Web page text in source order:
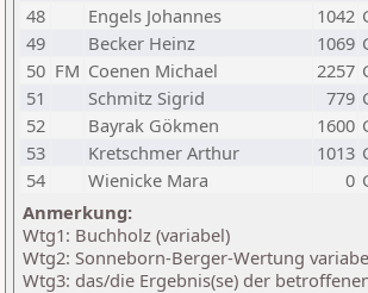
48
Engels Johannes 1042
49
Becker Heinz 1069
50 FM Coenen Michael 2257
51
Schmitz Sigrid 779
52
Bayrak Gökmen 1600
53
Kretschmer Arthur 1013
54
Wienicke Mara 0
Anmerkung:
Wtg1: Buchholz (variabel)
Wtg2: Sonneborn-Berger-Wertung
Wtg3: das/die Ergebnis(se) der